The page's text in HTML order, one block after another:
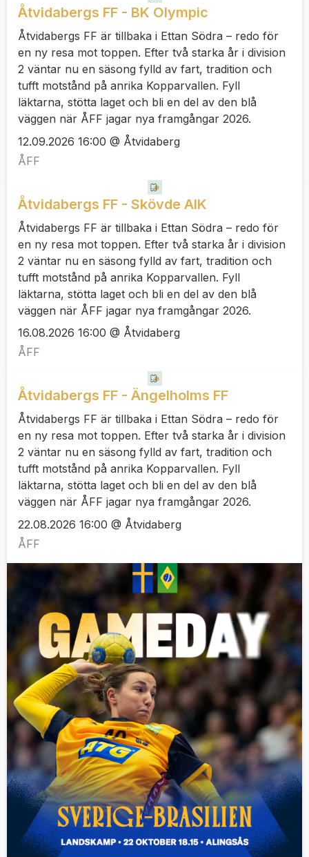
Åtvidabergs FF - BK Olympic
Åtvidabergs FF är tillbaka i Ettan Södra – redo för
en ny resa mot toppen. Efter två starka år i division
2 väntar nu en säsong fylld av fart, tradition och
tufft motstånd på anrika Kopparvallen. Fyll
läktarna, stötta laget och bli en del av den blå
väggen när ÅFF jagar nya framgångar 2026.
12.09.2026 16:00 @ Åtvidaberg
ÅFF
Åtvidabergs FF - Skövde AIK
Åtvidabergs FF är tillbaka i Ettan Södra – redo för
en ny resa mot toppen. Efter två starka år i division
2 väntar nu en säsong fylld av fart, tradition och
tufft motstånd på anrika Kopparvallen. Fyll
läktarna, stötta laget och bli en del av den blå
väggen när ÅFF jagar nya framgångar 2026.
16.08.2026 16:00 @ Åtvidaberg
ÅFF
Åtvidabergs FF - Ängelholms FF
Åtvidabergs FF är tillbaka i Ettan Södra – redo för
en ny resa mot toppen. Efter två starka år i division
2 väntar nu en säsong fylld av fart, tradition och
tufft motstånd på anrika Kopparvallen. Fyll
läktarna, stötta laget och bli en del av den blå
väggen när ÅFF jagar nya framgångar 2026.
22.08.2026 16:00 @ Åtvidaberg
ÅFF